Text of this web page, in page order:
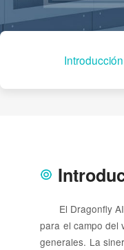
Introducción
El Dragonfly
para el campo del
generales. La